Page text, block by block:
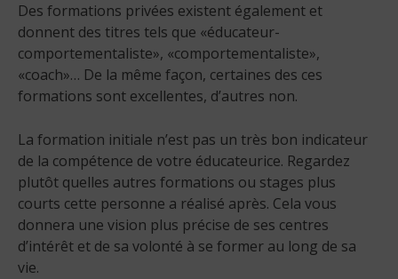
Des formations privées existent également et
donnent des titres tels que «éducateur-
comportementaliste», «comportementaliste»,
«coach»… De la même façon, certaines des ces
formations sont excellentes, d’autres non.
La formation initiale n’est pas un très bon indicateur
de la compétence de votre éducateurice. Regardez
plutôt quelles autres formations ou stages plus
courts cette personne a réalisé après. Cela vous
donnera une vision plus précise de ses centres
d’intérêt et de sa volonté à se former au long de sa
vie.